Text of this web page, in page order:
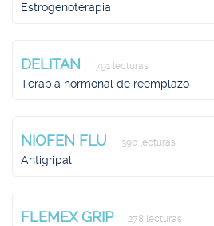
Estrogenoterapia
DELITAN 791 lecturas
Terapia hormonal de reemplazo
NIOFEN FLU 390 lecturas
Antigripal
FLEMEX GRIP 278 lecturas